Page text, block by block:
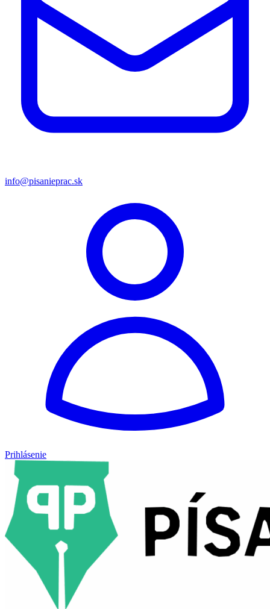
info@pisanieprac.sk
Prihlásenie